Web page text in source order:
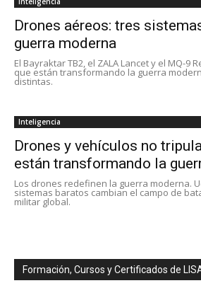
Drones aéreos: tres
guerra moderna
El Bayraktar TB2, el ZALA Lancet y el MQ-9
que están transformando la guerra
distintas.
Inteligencia
Drones y vehículos no
están transformando la
Los drones redefinen la guerra moderna.
sistemas baratos cambian el campo de
militar global.
Formación, Cursos y Certificados de